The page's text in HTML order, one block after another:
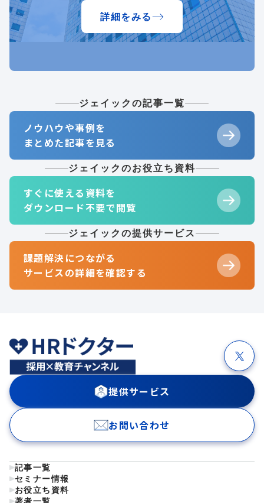
詳細をみる
ジェイックの記事一覧
ノウハウや事例を
まとめた記事を見る
ジェイックのお役立ち資料
すぐに使える資料を
ダウンロード不要で閲覧
ジェイックの提供サービス
課題解決につながる
サービスの詳細を確認する
提供サービス
お問い合わせ
記事一覧
セミナー情報
お役立ち資料